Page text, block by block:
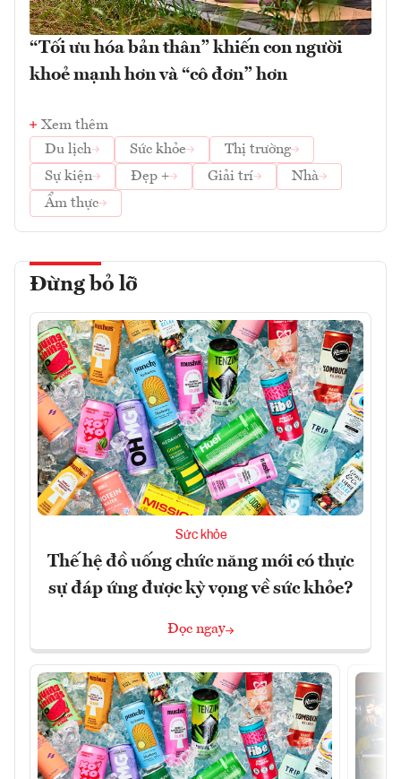
“Tối ưu hóa bản thân” khiến con người
khoẻ mạnh hơn và “cô đơn” hơn
Xem thêm
Du lịch
Sức khỏe
Thị trường
Sự kiện
Đẹp + Giải trí
Nhà
Ẩm thực
Đừng bỏ lỡ
Sức khỏe
Thế hệ đồ uống chức năng mới có thực
sự đáp ứng được kỳ vọng về sức khỏe?
Đọc ngay